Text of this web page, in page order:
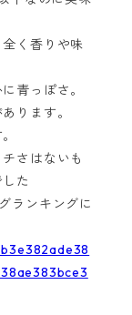
く香りや味
青っぽさ。
ります。
さはないも
た
ランキングに